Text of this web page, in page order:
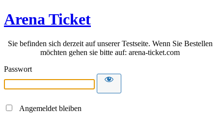
Arena Ticket
Sie befinden sich derzeit auf unserer Testseite. Wenn Sie Bestellen
möchten gehen sie bitte auf: arena-ticket.com
Passwort
Angemeldet bleiben